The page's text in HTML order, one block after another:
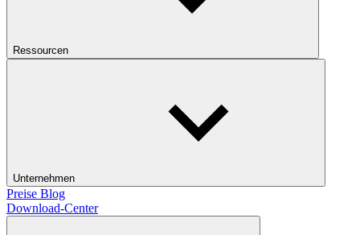
Ressourcen
Unternehmen
Preise Blog
Download-Center